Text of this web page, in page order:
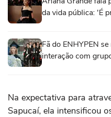
da vida pública: 'É
Fã do ENHYPEN
interação com
Na expectativa para
Sapucaí, ela intensificou